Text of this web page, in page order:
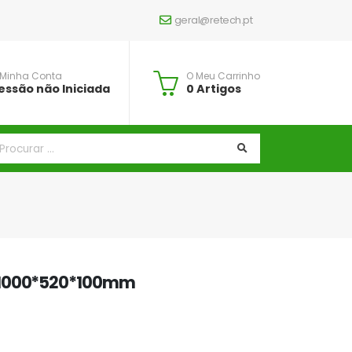
geral@retech.pt
Conta
não Iniciada
O Meu Carrinho
0 Artigos